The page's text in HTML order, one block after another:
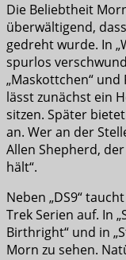
Die Beliebtheit
überwältigend,
gedreht wurde. In
spurlos
„Maskottchen“
lässt zunächst ein
sitzen. Später
an. Wer an der
Allen Shepherd,
hält“.
Neben „DS9“
Trek Serien auf. In
Birthright“ und in
Morn zu sehen.